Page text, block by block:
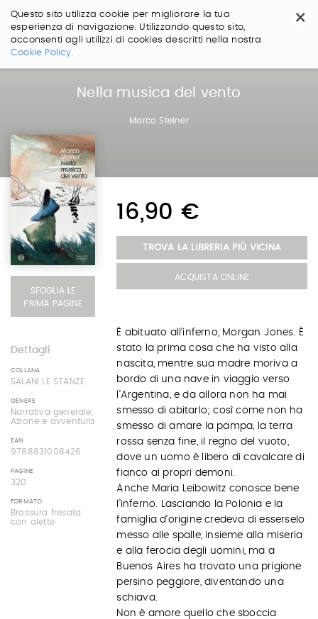
×
Questo sito utilizza cookie per migliorare la tua
esperienza di navigazione. Utilizzando questo sito,
acconsenti agli utilizzi di cookies descritti nella nostra
Cookie Policy.
Salta
Nella musica del vento
Marco Steiner
SFOGLIA LE
PRIMA PAGINE
Dettagli
COLLANA
SALANI LE STANZE
GENERE
Narrativa generale,
Azione e avventura
EAN
9788831008426
PAGINE
320
FORMATO
Brossura fresata
con alette
16,90 €
TROVA LA LIBRERIA PIÙ VICINA
ACQUISTA ONLINE
È abituato all’inferno, Morgan Jones. È
stato la prima cosa che ha visto alla
nascita, mentre sua madre moriva a
bordo di una nave in viaggio verso
l’Argentina, e da allora non ha mai
smesso di abitarlo; così come non ha
smesso di amare la pampa, la terra
rossa senza fine, il regno del vuoto,
dove un uomo è libero di cavalcare di
fianco ai propri demoni.
Anche Maria Leibowitz conosce bene
l’inferno. Lasciando la Polonia e la
famiglia d’origine credeva di esserselo
messo alle spalle, insieme alla miseria
e alla ferocia degli uomini, ma a
Buenos Aires ha trovato una prigione
persino peggiore, diventando una
schiava.
Non è amore quello che sboccia